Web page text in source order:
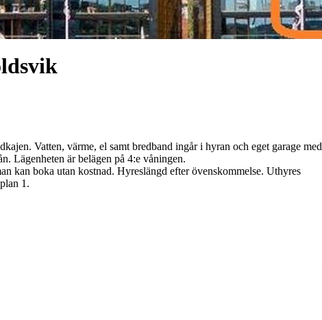
Vatten, värme, el samt bredband ingår i hyran och eget garage med
Lägenheten är belägen på 4:e våningen.
kan boka utan kostnad. Hyreslängd efter övenskommelse. Uthyres
1.